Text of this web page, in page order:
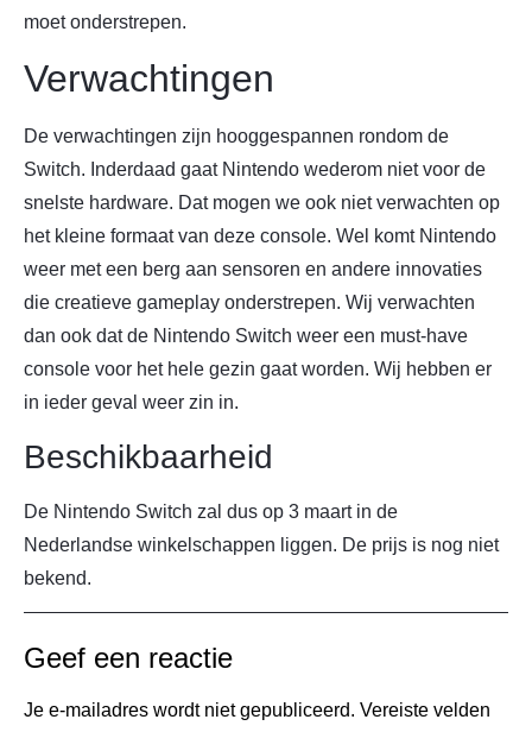
moet onderstrepen.
Verwachtingen
De verwachtingen zijn hooggespannen rondom de
Switch. Inderdaad gaat Nintendo wederom niet voor de
snelste hardware. Dat mogen we ook niet verwachten op
het kleine formaat van deze console. Wel komt Nintendo
weer met een berg aan sensoren en andere innovaties
die creatieve gameplay onderstrepen. Wij verwachten
dan ook dat de Nintendo Switch weer een must-have
console voor het hele gezin gaat worden. Wij hebben er
in ieder geval weer zin in.
Beschikbaarheid
De Nintendo Switch zal dus op 3 maart in de
Nederlandse winkelschappen liggen. De prijs is nog niet
bekend.
Geef een reactie
Je e-mailadres wordt niet gepubliceerd. Vereiste velden